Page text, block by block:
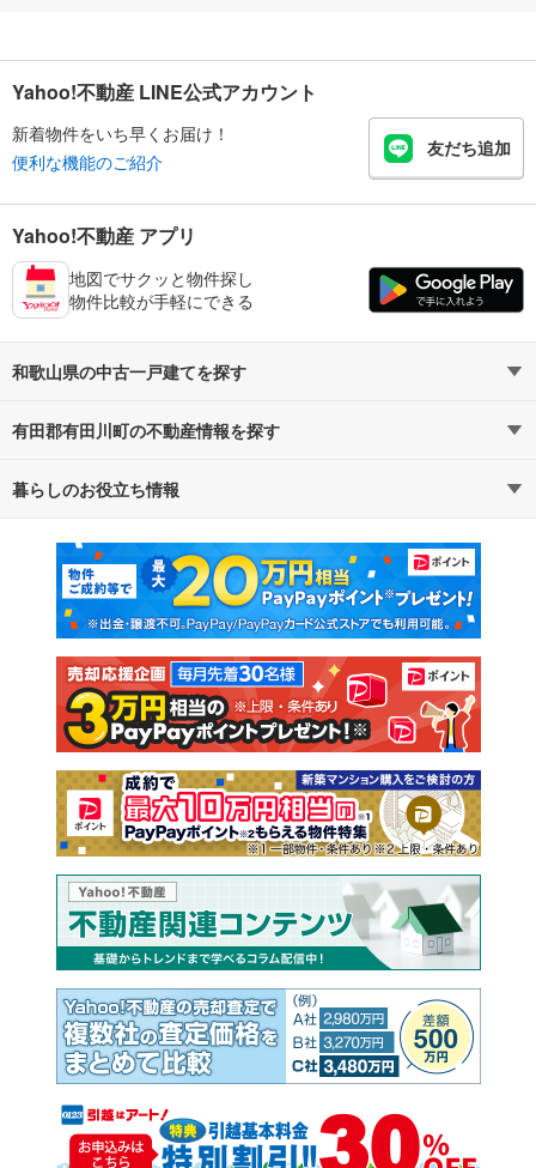
Yahoo!不動産 LINE公式アカウント
新着物件をいち早くお届け！
便利な機能のご紹介
友だち追加
Yahoo!不動産 アプリ
地図でサクッと物件探し
物件比較が手軽にできる
和歌山県の中古一戸建てを探す
路線・駅から探す
通勤・通学時間から探す
有田郡有田川町の不動産情報を探す
不動産・住宅
新築マンション 中古マンション
新築一戸建て 中古一戸建て
注文住宅 土地
売却査定
暮らしのお役立ち情報
マンションカタログ 教えて！住まいの先生